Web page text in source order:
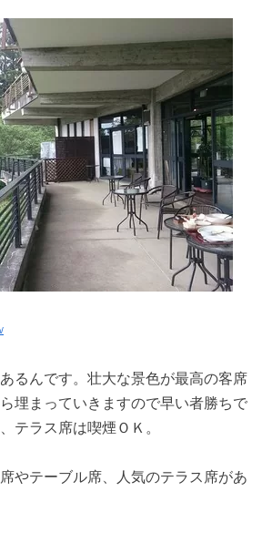
るんです。壮大な景色が最高の客席
埋まっていきますので早い者勝ちで
テラス席は喫煙ＯＫ。
やテーブル席、人気のテラス席があ